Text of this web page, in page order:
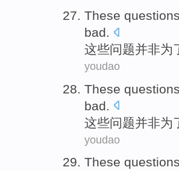
These questions
bad.
这些问题并非为
youdao
These questions
bad
这些问题并非为
youdao
These questions